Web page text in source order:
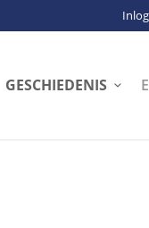
GESCHIEDENIS